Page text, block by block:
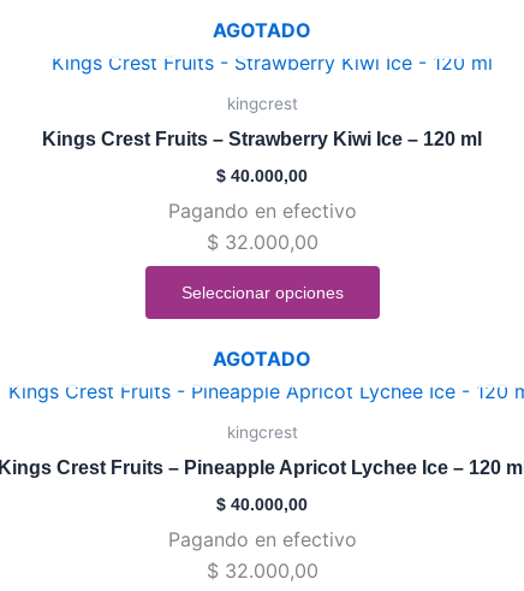
la
página
de
producto
AGOTADO
kingcrest
Kings Crest Fruits – Strawberry Kiwi Ice – 120 ml
$ 40.000,00
Pagando en efectivo
$ 32.000,00
Seleccionar opciones
Este
producto
múltiples
variantes.
Las
opciones
la
página
de
producto
AGOTADO
kingcrest
Kings Crest Fruits – Pineapple Apricot Lychee Ice – 120 ml
$ 40.000,00
Pagando en efectivo
$ 32.000,00
Este
múltiples
variantes.
Las
opciones